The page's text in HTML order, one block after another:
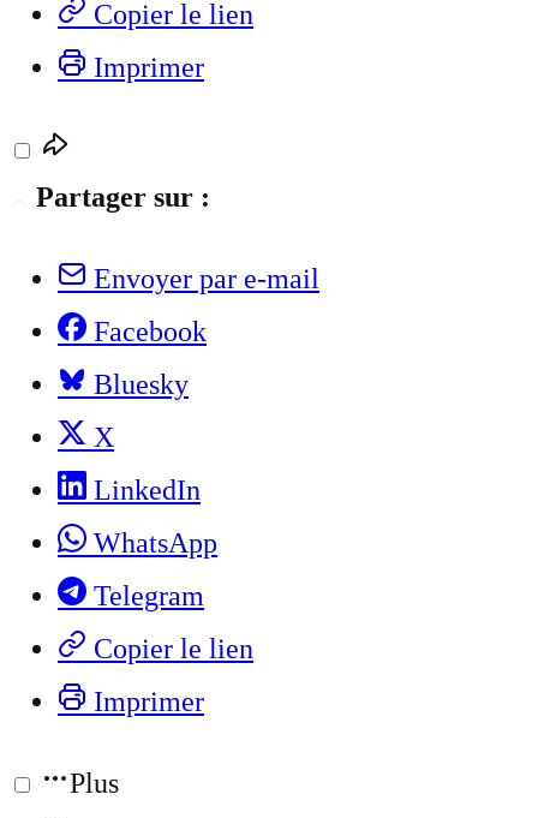
Copier le lien
Imprimer
Partager sur :
Envoyer par e-mail
Facebook
Bluesky
X
LinkedIn
WhatsApp
Telegram
Copier le lien
Imprimer
Plus